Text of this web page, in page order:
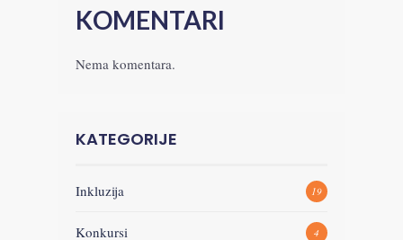
KOMENTARI
Nema komentara.
KATEGORIJE
Inkluzija 19
Konkursi 4